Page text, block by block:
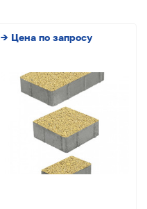
→ Цена по запросу